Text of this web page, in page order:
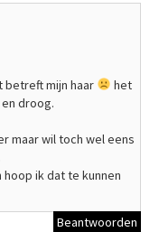
betreft mijn haar
het
droog.
maar wil toch wel eens
ik dat te kunnen
Beantwoorden